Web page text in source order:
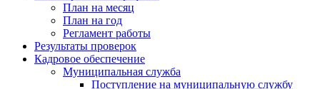
План на месяц
План на год
Регламент работы
Результаты проверок
Кадровое обеспечение
Муниципальная служба
Поступление на муниципальную службу